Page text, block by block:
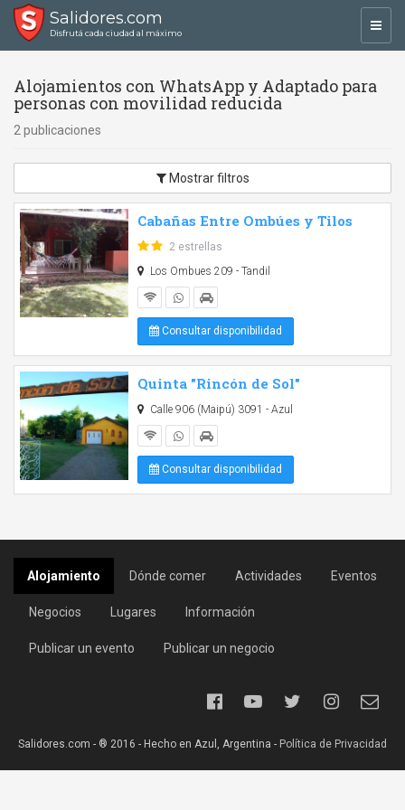
Salidores.com
Disfrutá cada ciudad al máximo
Alojamientos con WhatsApp y Adaptado para
personas con movilidad reducida
2 publicaciones
Mostrar filtros
Cabañas Entre Ombúes y Tilos
2 estrellas
Los Ombues 209 - Tandil
Consultar disponibilidad
Quinta "Rincón de Sol"
Calle 906 (Maipú) 3091 - Azul
Consultar disponibilidad
Alojamiento Dónde comer Actividades Eventos
Negocios Lugares Información
Publicar un evento Publicar un negocio
Salidores.com - ® 2016 - Hecho en Azul, Argentina - Política de Privacidad